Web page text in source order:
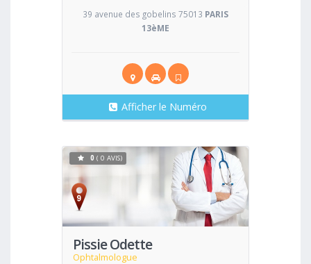
39 avenue des gobelins 75013 PARIS
13èME
Afficher le Numéro
Pissie Odette
Ophtalmologue
Voir
0 ( 0 AVIS)